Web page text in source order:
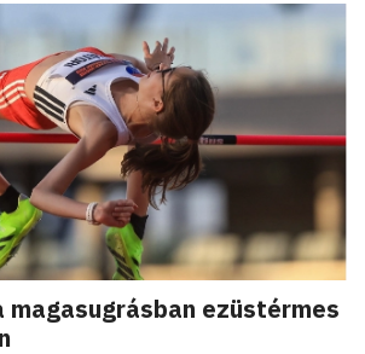
magasugrásban ezüstérmes